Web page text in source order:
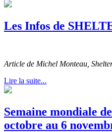
Les Infos de
Article de Michel Monteau,
Lire la suite...
Semaine mondiale
octobre au 6